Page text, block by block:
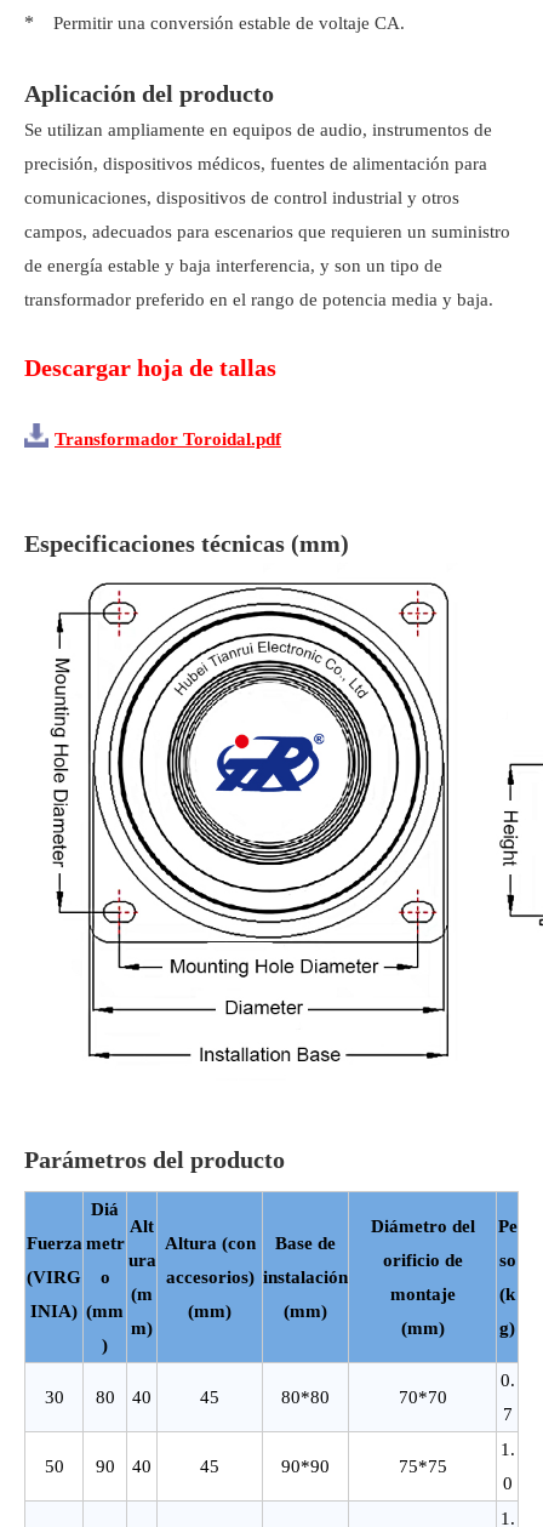
* Permitir una conversión estable de voltaje CA.
Aplicación del producto
Se utilizan ampliamente en equipos de audio, instrumentos de
precisión, dispositivos médicos, fuentes de alimentación para
comunicaciones, dispositivos de control industrial y otros
campos, adecuados para escenarios que requieren un suministro
de energía estable y baja interferencia, y son un tipo de
transformador preferido en el rango de potencia media y baja.
Descargar hoja de tallas
Transformador Toroidal.pdf
Especificaciones técnicas (mm)
Parámetros del producto
Fuerza
(VIRG
INIA)
Diá
metr
o
(mm
)
Alt
ura
(m
m)
Altura (con
accesorios)
(mm)
Base de
instalación
(mm)
Diámetro del
orificio de
montaje
(mm)
Pe
so
(k
g)
30 80 40 45 80*80 70*70
0.
7
50 90 40 45 90*90 75*75
1.
0
1.